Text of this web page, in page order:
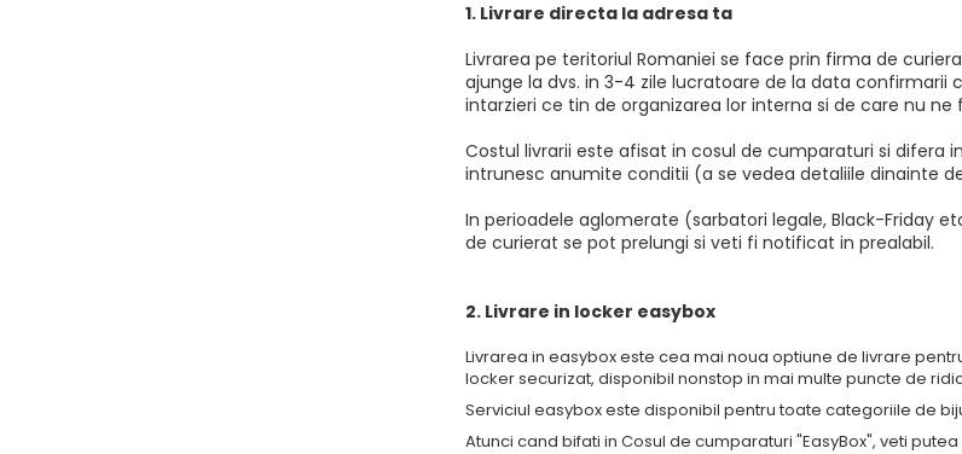
1. Livrare directa la adresa ta
Livrarea pe teritoriul Romaniei se face prin firma de
ajunge la dvs. in 3-4 zile lucratoare de la data
intarzieri ce tin de organizarea lor interna si de care nu ne
Costul livrarii este afisat in cosul de cumparaturi si difera
intrunesc anumite conditii (a se vedea detaliile dinainte
In perioadele aglomerate (sarbatori legale, Black-Friday
de curierat se pot prelungi si veti fi notificat in prealabil.
2. Livrare in locker easybox
Livrarea in easybox este cea mai noua optiune de livrare
locker securizat, disponibil nonstop in mai multe puncte de
Serviciul easybox este disponibil pentru toate categoriile de
Atunci cand bifati in Cosul de cumparaturi "EasyBox", veti